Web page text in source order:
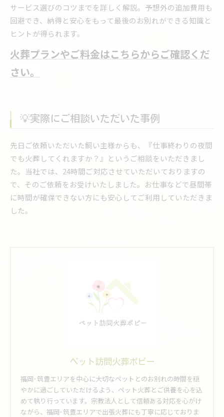
サービス選びのコツまでを詳しく解説。予想外の追加費用も
回避でき、納得と安心をもって最後のお別れができる知識と
ヒントが得られます。
火葬プランやご料金はこちらからご確認くだ
さい。
💡実際にご相談いただいた事例
先日ご依頼いただいた飼い主様からも、『仕事終わりの夜間
でも火葬してくれますか？』というご相談をいただきまし
た。当社では、24時間ご対応させていただいておりますの
で、そのご依頼をお受けいたしました。お仕事などで昼間帯
に時間が確保できない方にも安心してご利用していただきま
した。
ペット訪問火葬ポピー
福岡･筑豊エリアを中心に大切なペットとのお別れの時間を穏
やかに過ごしていただけるよう、ペット火葬とご供養を心を込
めて執り行っています。宗教法人として信頼ある対応を心がけ
ながら、福岡･筑豊エリアで出張火葬にも丁寧に応じておりま